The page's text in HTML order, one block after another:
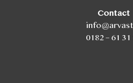
Contact
0182 – 61 31